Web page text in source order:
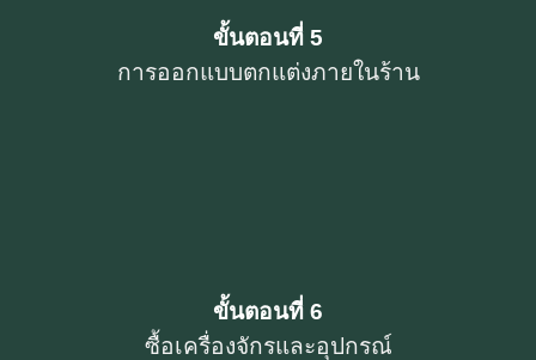
ขั้นตอนที่ 5
การออกแบบตกแต่งภายในร้าน
ขั้นตอนที่ 6
ซื้อเครื่องจักรและอุปกรณ์